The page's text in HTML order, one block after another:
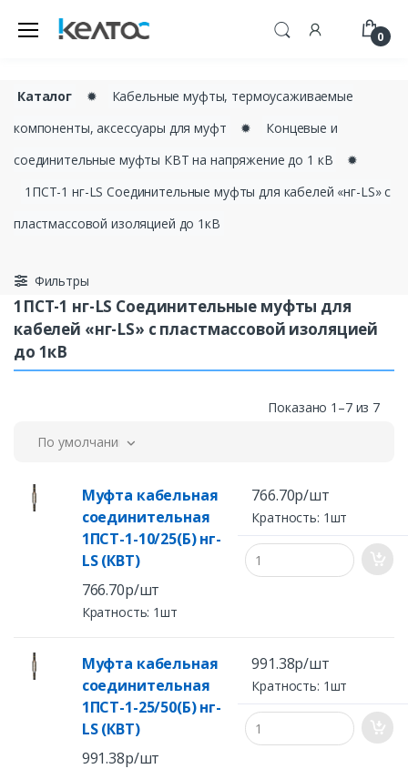
0
Каталог ✹
Кабельные муфты, термоусаживаемые
компоненты, аксессуары для муфт
✹
Концевые и
соединительные муфты КВТ на напряжение до 1 кВ
✹
1ПСТ-1 нг-LS Соединительные муфты для кабелей «нг-LS» с
пластмассовой изоляцией до 1кВ
Фильтры
1ПСТ-1 нг-LS Соединительные муфты для
кабелей «нг-LS» с пластмассовой изоляцией
до 1кВ
Показано 1–7 из 7
По умолчанию
Муфта кабельная
соединительная
1ПСТ-1-10/25(Б) нг-
LS (КВТ)
766.70р/шт
Кратность: 1шт
766.70р/шт
Кратность: 1шт
Муфта кабельная
соединительная
1ПСТ-1-25/50(Б) нг-
LS (КВТ)
991.38р/шт
991.38р/шт
Кратность: 1шт